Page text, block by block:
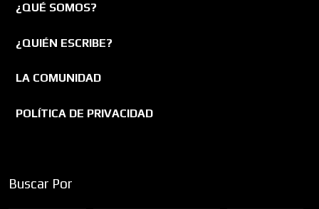
¿QUÉ SOMOS?
¿QUIÉN ESCRIBE?
LA COMUNIDAD
POLÍTICA DE PRIVACIDAD
Buscar Por